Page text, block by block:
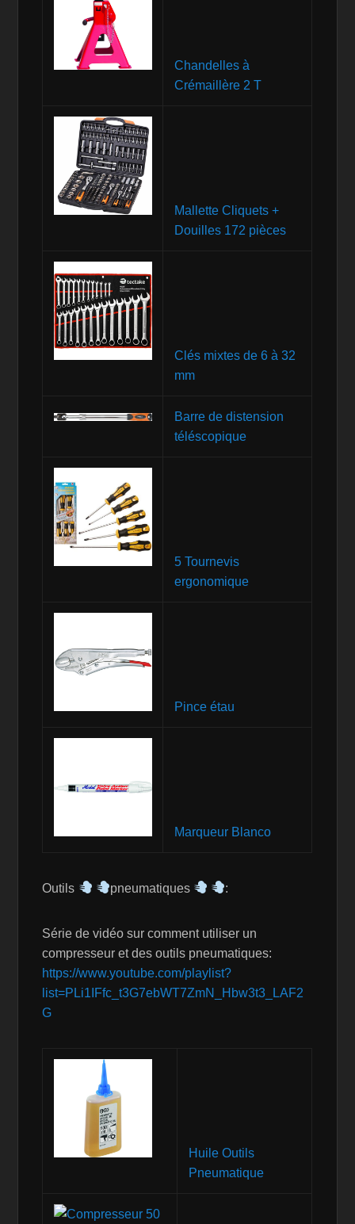
Chandelles à
Crémaillère 2 T
Mallette Cliquets +
Douilles 172 pièces
Clés mixtes de 6 à 32
mm
Barre de distension
téléscopique
5 Tournevis
ergonomique
Pince étau
Marqueur Blanco
Outils pneumatiques :
Série de vidéo sur comment utiliser un
compresseur et des outils pneumatiques:
https://www.youtube.com/playlist?
list=PLi1IFfc_t3G7ebWT7ZmN_Hbw3t3_LAF2
G
Huile Outils
Pneumatique